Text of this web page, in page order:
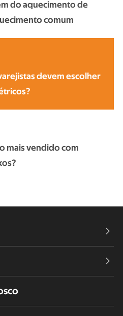
do aquecimento de
comum
devem escolher
mais vendido com

